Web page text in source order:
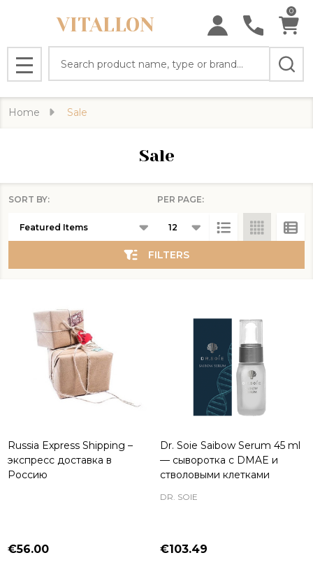
VITALLON
0
MENU
Home Sale
Sale
List
SORT BY: PER PAGE:
FILTERS
Russia Express Shipping –
экспресс доставка в
Россию
€56.00
Dr. Soie Saibow Serum 45 ml
— сыворотка с DMAE и
стволовыми клетками
DR. SOIE
€103.49